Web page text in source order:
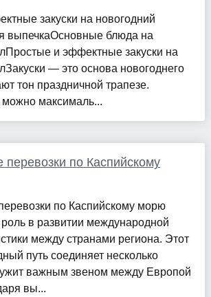
закуски на новогодний
выпечкаОсновные блюда на
и эффектные закуски на
— это основа новогоднего
тон праздничной трапезе.
можно максималь...
перевозки по Каспийскому
по Каспийскому морю
в развитии международной
между странами региона. Этот
путь соединяет несколько
важным звеном между Европой
вы...